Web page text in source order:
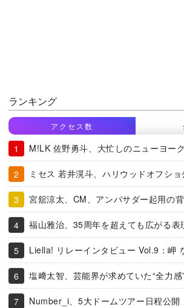
ランキング
アクセス数
M!LK 佐野勇斗、大忙しのニューヨー
ミセス 若井滉斗、ハリウッドオフショ
宮舘涼太、CM、アンバサダー起用の
福山雅治、35周年を超えても広がる表
Liella! リレーインタビュー Vol.9：岬
塩﨑太智、芸能界が求めていた“全力感
Number_i、5大ドームツアー日程公開